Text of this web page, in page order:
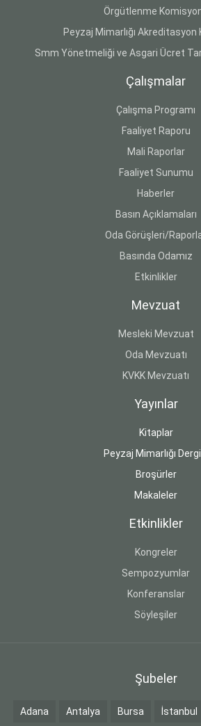
Örgütlenme
Peyzaj Mimarlığı Akreditasyon
Smm Yönetmeliği ve Asgari Ücret
Çalışmalar
Çalışma Programı
Faaliyet Raporu
Mali Raporlar
Faaliyet Sunumu
Haberler
Basın Açıklamaları
Oda Görüşleri/
Basında Odamız
Etkinlikler
Mevzuat
Mesleki Mevzuat
Oda Mevzuatı
KVKK Mevzuatı
Yayınlar
Kitaplar
Peyzaj Mimarlığı
Broşürler
Makaleler
Etkinlikler
Kongreler
Sempozyumlar
Konferanslar
Söyleşiler
Şubeler
Adana Antalya Bursa İstanbul